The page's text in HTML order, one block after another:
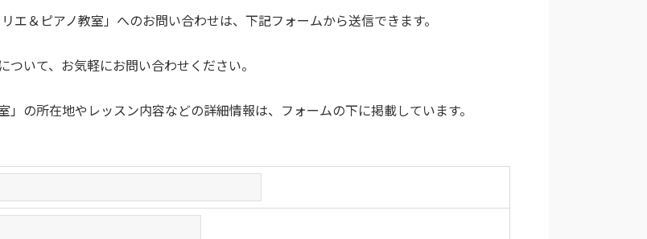
＆ピアノ教室」へのお問い合わせは、下記フォームから送信できます。
いて、お気軽にお問い合わせください。
の所在地やレッスン内容などの詳細情報は、フォームの下に掲載しています。